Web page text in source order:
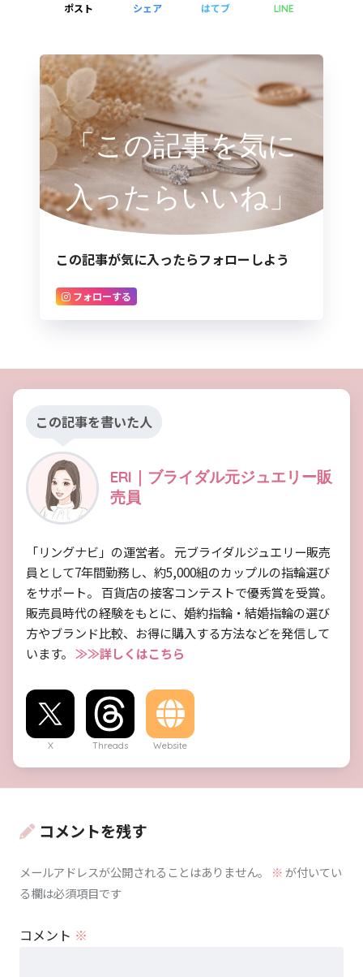
ポスト シェア はてブ LINE
「この記事を気に
入ったらいいね」
この記事が気に入ったらフォローしよう
フォローする
この記事を書いた人
ERI｜ブライダル元ジュエリー販
売員
「リングナビ」の運営者。 元ブライダルジュエリー販売
員として7年間勤務し、約5,000組のカップルの指輪選び
をサポート。 百貨店の接客コンテストで優秀賞を受賞。
販売員時代の経験をもとに、婚約指輪・結婚指輪の選び
方やブランド比較、お得に購入する方法などを発信して
います。 ≫≫詳しくはこちら
X Threads Website
コメントを残す
メールアドレスが公開されることはありません。 ※が付いてい
る欄は必須項目です
コメント ※